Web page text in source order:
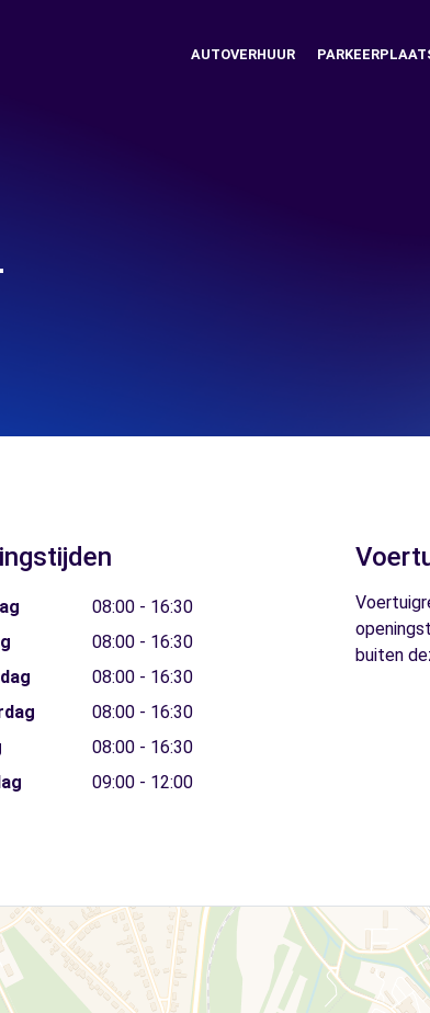
AUTOVERHUUR
08:00 - 16:30
08:00 - 16:30
08:00 - 16:30
08:00 - 16:30
08:00 - 16:30
09:00 - 12:00
buiten